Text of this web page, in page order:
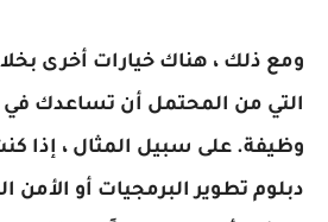
ومع ذلك ، هناك خيارات أخرى
التي من المحتمل أن تساعدك
وظيفة. على سبيل المثال ، إذا
دبلوم تطوير البرمجيات أو الأمن